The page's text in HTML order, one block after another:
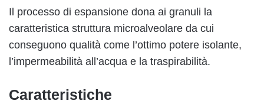
Il processo di espansione dona ai granuli la
caratteristica struttura microalveolare da cui
conseguono qualità come l’ottimo potere isolante,
l’impermeabilità all’acqua e la traspirabilità.
Caratteristiche